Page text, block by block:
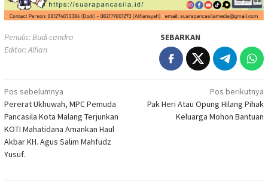
Penulis: Budi candra
Editor: Alfian
SEBARKAN
Navigasi
pos
Pos sebelumnya
Pererat Ukhuwah, MPC Pemuda
Pancasila Kota Malang Terjunkan
KOTI Mahatidana Amankan Haul
Akbar KH. Agus Salim Mahfudz
Yusuf.
Pos berikutnya
Pak Heri Atau Opung Hilang Pihak
Keluarga Mohon Bantuan